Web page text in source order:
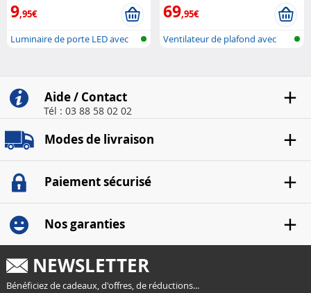
9,95€
Luminaire de porte LED avec
69,95€
Ventilateur de plafond avec
Aide / Contact
Tél : 03 88 58 02 02
Modes de livraison
Paiement sécurisé
Nos garanties
NEWSLETTER
Bénéficiez de cadeaux, d'offres, de réductions...